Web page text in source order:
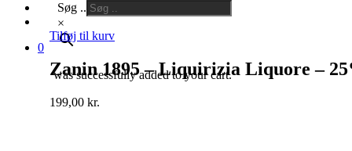
Søg ..
×
0
was successfully added to your cart.
Tilføj til kurv
Zanin 1895 – Liquirizia Liquore –
199,00 kr.